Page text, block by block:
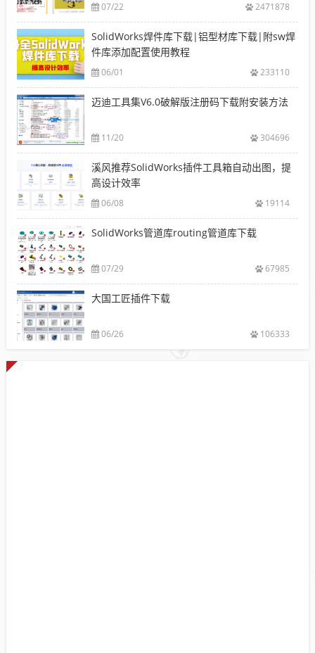
07/22 2471878
SolidWorks焊件库下载|铝型材库下载|附sw焊
件库添加配置使用教程
06/01 233110
迈迪工具集V6.0破解版注册码下载附安装方法
11/20 304696
溪风推荐SolidWorks插件工具箱自动出图，提
高设计效率
06/08 19114
SolidWorks管道库routing管道库下载
07/29 67985
大国工匠插件下载
06/26 106333